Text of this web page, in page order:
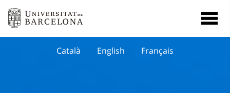
Català English Français